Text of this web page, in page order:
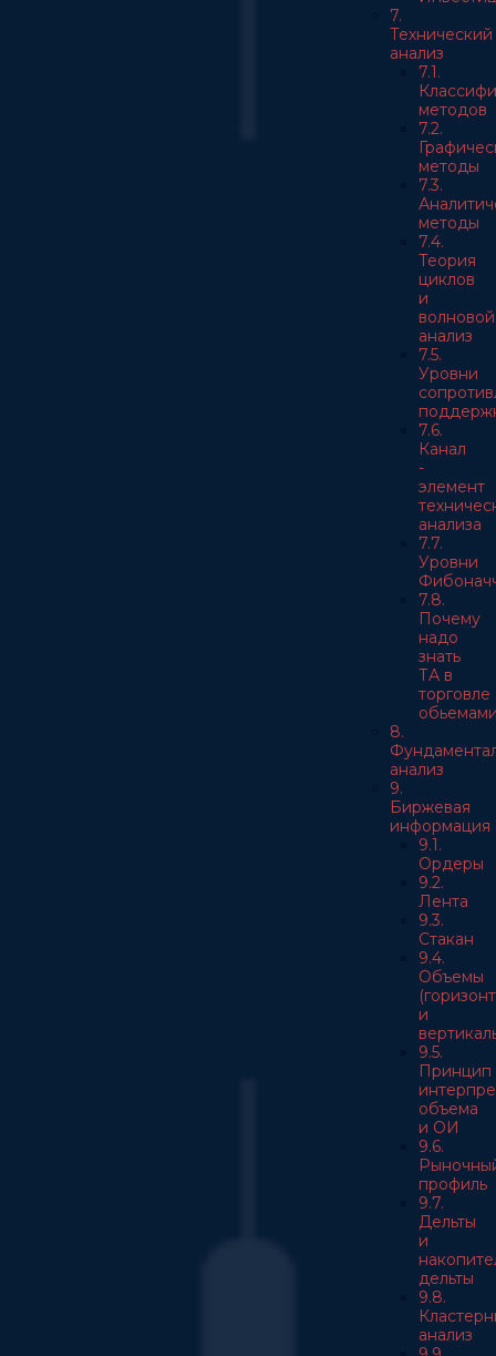
7.
Технический
анализ
7.1.
методов
7.2.
методы
7.3.
методы
7.4.
Теория
циклов
и
волновой
анализ
7.5.
Уровни
7.6.
Канал
-
элемент
анализа
7.7.
Уровни
7.8.
Почему
надо
знать
ТА в
торговле
8.
анализ
9.
Биржевая
информация
9.1.
Ордеры
9.2.
Лента
9.3.
Стакан
9.4.
Объемы
и
9.5.
Принцип
объема
и ОИ
9.6.
профиль
9.7.
Дельты
и
дельты
9.8.
анализ